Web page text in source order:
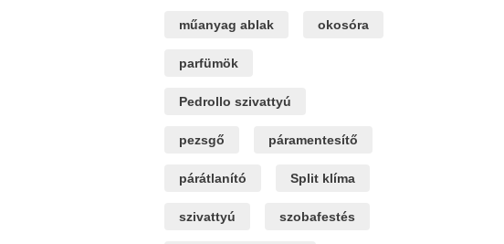
műanyag ablak okosóra
parfümök
Pedrollo szivattyú
pezsgő páramentesítő
párátlanító Split klíma
szivattyú szobafestés